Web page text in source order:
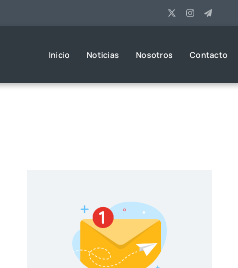
Inicio Noticias Nosotros Contacto